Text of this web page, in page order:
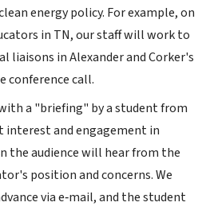
energy policy. For example, on
in TN, our staff will work to
liaisons in Alexander and Corker's
conference call.
a "briefing" by a student from
and engagement in
the audience will hear from the
position and concerns. We
via e‐mail, and the student